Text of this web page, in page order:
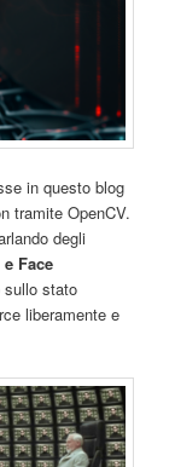
in questo blog
tramite OpenCV.
degli
Face
sullo stato
liberamente e